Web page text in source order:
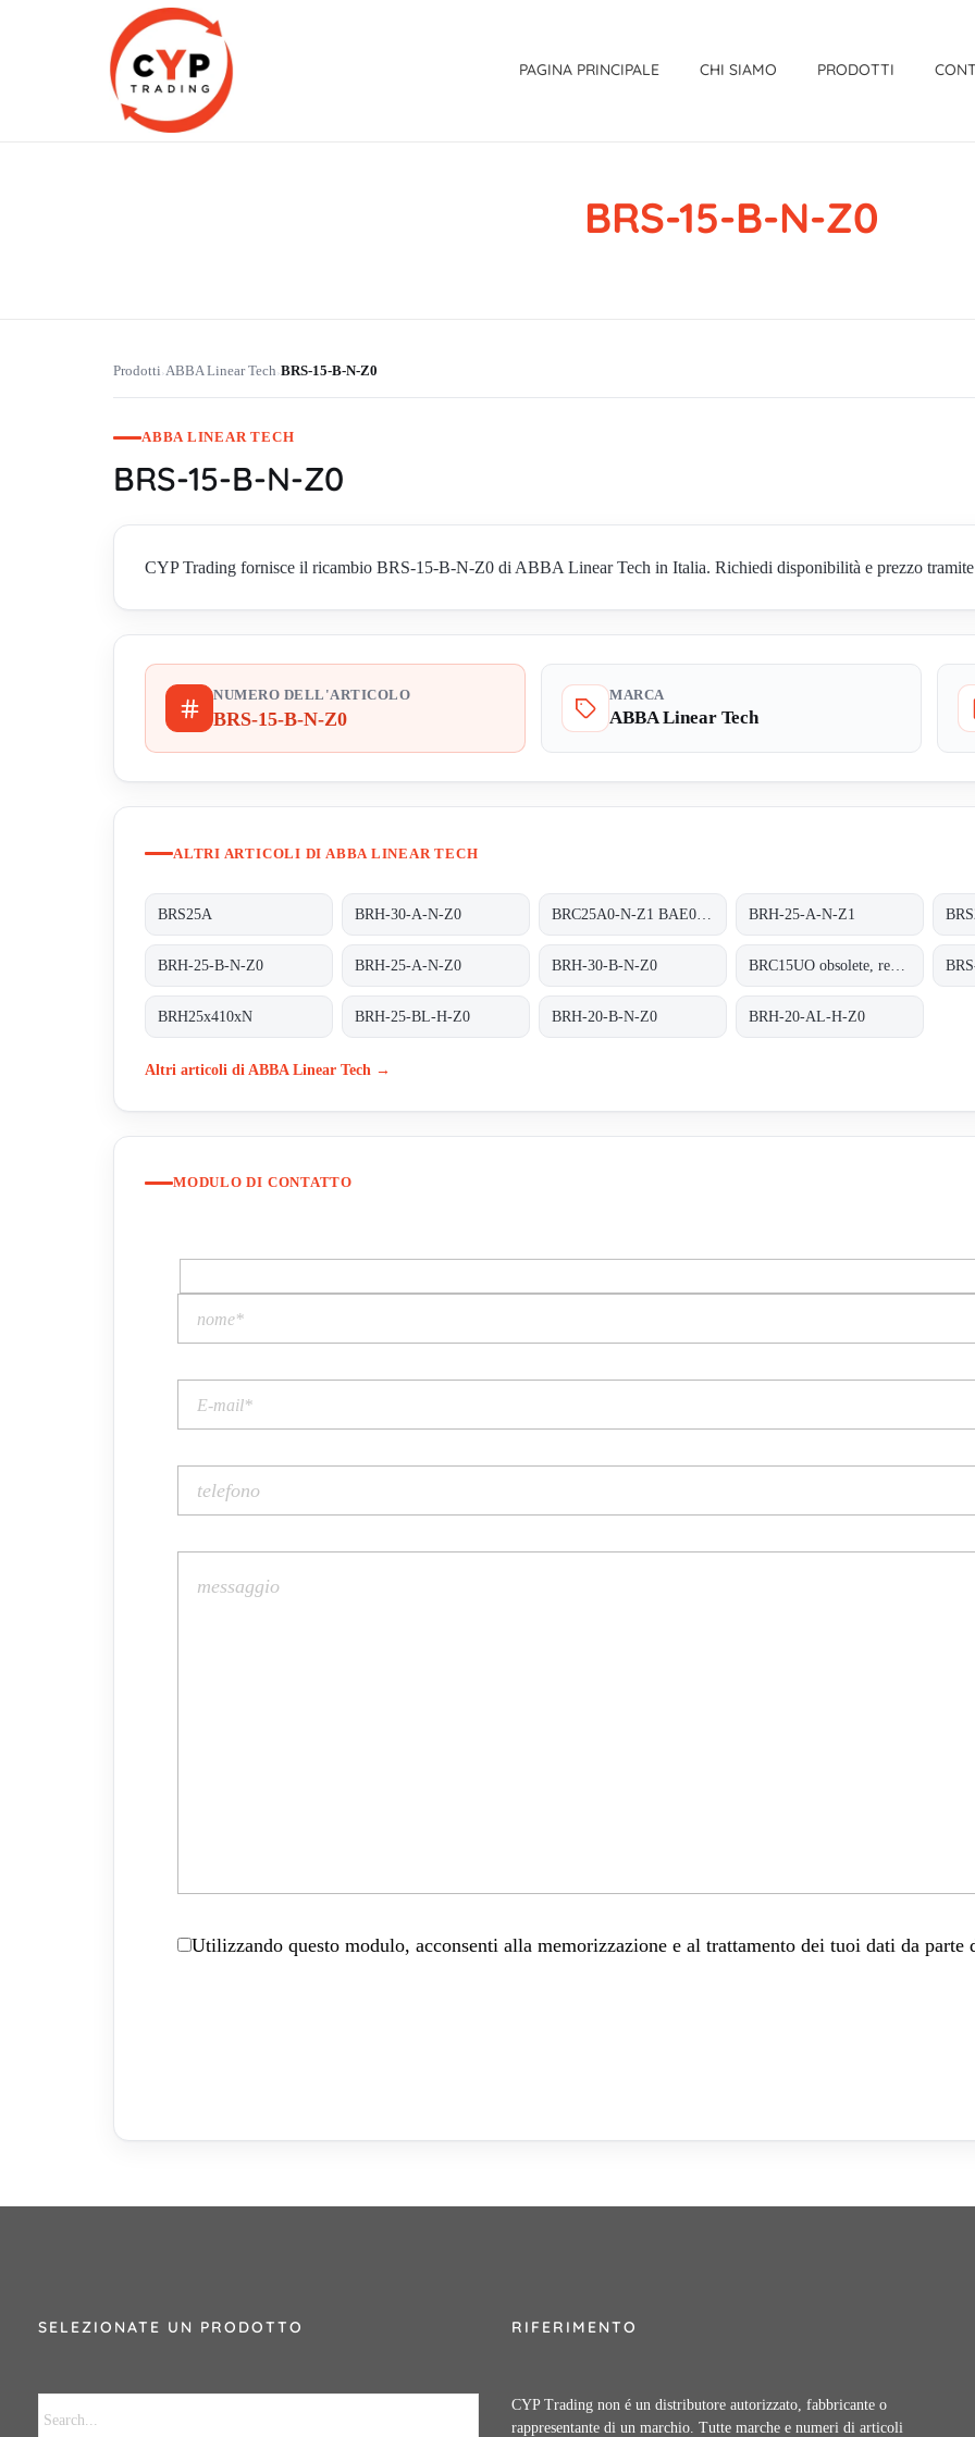
PAGINA PRINCIPALE CHI SIAMO PRODOTTI
BRS-15-B-N-Z0
Prodotti›ABBA Linear Tech›BRS-15-B-N-Z0
ABBA LINEAR TECH
BRS-15-B-N-Z0
CYP Trading fornisce il ricambio BRS-15-B-N-Z0 di ABBA Linear Tech in Italia. Richiedi disponibilità e prezzo
NUMERO DELL'ARTICOLO
BRS-15-B-N-Z0
MARCA
ABBA Linear Tech
ALTRI ARTICOLI DI ABBA LINEAR TECH
BRS25A BRH-30-A-N-Z0 BRH-25-A-N-Z1
BRH-25-B-N-Z0 BRH-25-A-N-Z0 BRH-30-B-N-Z0
BRH25x410xN BRH-25-BL-H-Z0 BRH-20-B-N-Z0 BRH-20-AL-H-Z0
Altri articoli di ABBA Linear Tech →
MODULO DI CONTATTO
Utilizzando questo modulo, acconsenti alla memorizzazione e al trattamento dei tuoi dati da parte
SELEZIONATE UN PRODOTTO RIFERIMENTO
CYP Trading non é un distributore autorizzato, fabbricante o
rappresentante di un marchio. Tutte marche e numeri di articoli